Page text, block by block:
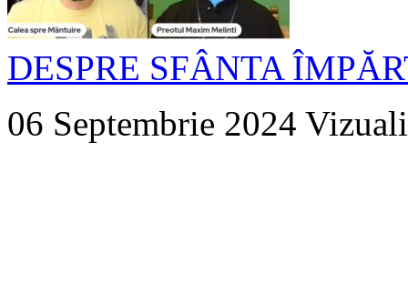
DESPRE SFÂNTA
06 Septembrie 2024